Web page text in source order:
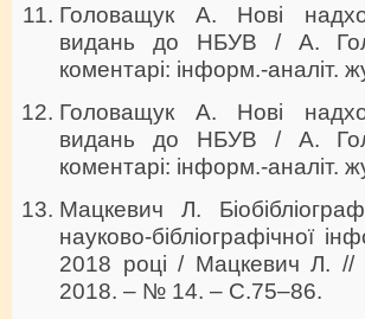
Головащук А. Нові
видань до НБУВ / А.
коментарі: інформ.-
Головащук А. Нові
видань до НБУВ / А.
коментарі: інформ.-
Мацкевич Л.
науково-бібліографічної
2018 році / Мацкевич Л. //
2018. – № 14. – С.75–86.